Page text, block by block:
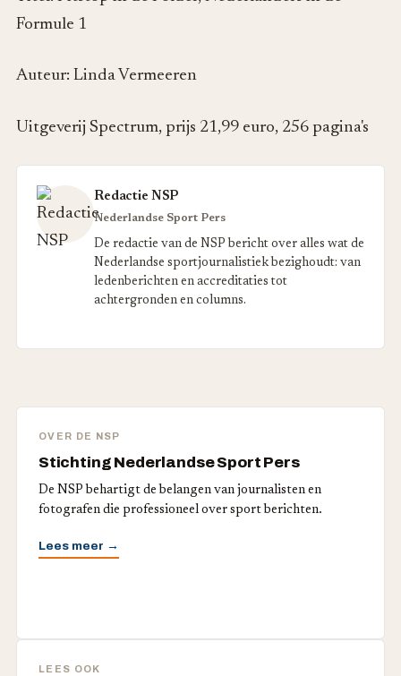
Formule 1
Auteur: Linda Vermeeren
Uitgeverij Spectrum, prijs 21,99 euro, 256 pagina's
Redactie NSP
Nederlandse Sport Pers
De redactie van de NSP bericht over alles wat de
Nederlandse sportjournalistiek bezighoudt: van
ledenberichten en accreditaties tot
achtergronden en columns.
OVER DE NSP
Stichting Nederlandse Sport Pers
De NSP behartigt de belangen van journalisten en
fotografen die professioneel over sport berichten.
Lees meer →
LEES OOK